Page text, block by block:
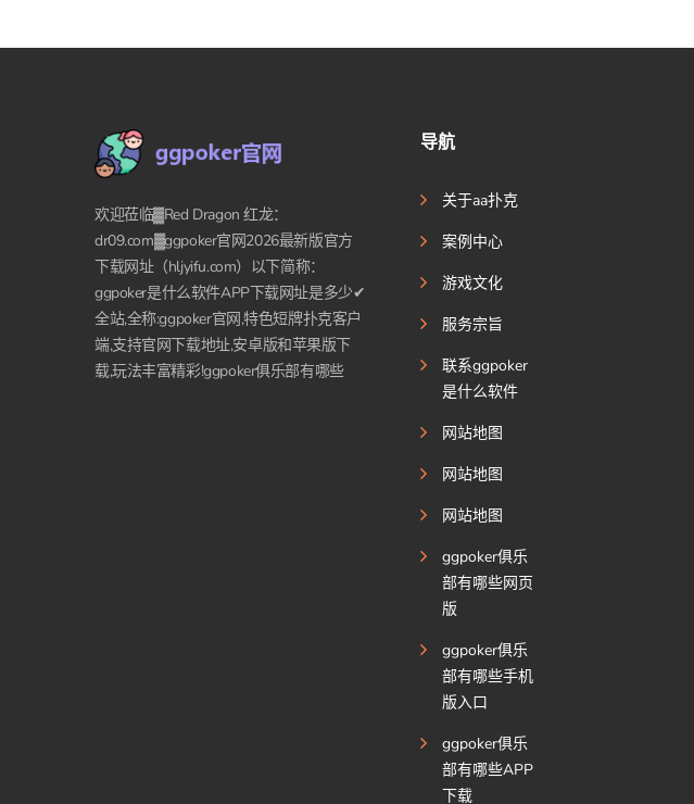
欢迎莅临▓Red Dragon 红龙：
dr09.com▓ggpoker官网2026最新版官方
下载网址（hljyifu.com）以下简称：
ggpoker是什么软件APP下载网址是多少✔
全站,全称:ggpoker官网,特色短牌扑克客户
端,支持官网下载地址,安卓版和苹果版下
载,玩法丰富精彩!ggpoker俱乐部有哪些
导航
关于aa扑克
案例中心
游戏文化
服务宗旨
联系ggpoker
是什么软件
网站地图
网站地图
网站地图
ggpoker俱乐
部有哪些网页
版
ggpoker俱乐
部有哪些手机
版入口
ggpoker俱乐
部有哪些APP
下载